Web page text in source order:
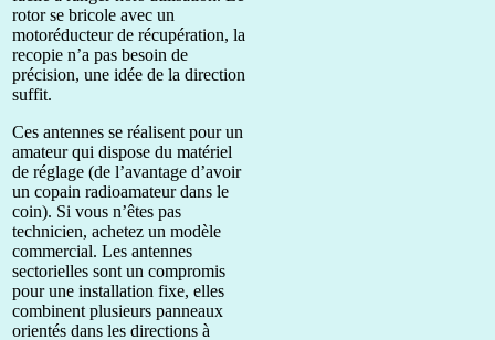
rotor se bricole avec un
motoréducteur de récupération, la
recopie n’a pas besoin de
précision, une idée de la direction
suffit.
Ces antennes se réalisent pour un
amateur qui dispose du matériel
de réglage (de l’avantage d’avoir
un copain radioamateur dans le
coin). Si vous n’êtes pas
technicien, achetez un modèle
commercial. Les antennes
sectorielles sont un compromis
pour une installation fixe, elles
combinent plusieurs panneaux
orientés dans les directions à